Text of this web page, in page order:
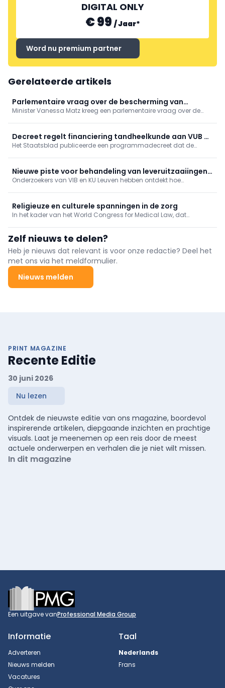
DIGITAL ONLY
€ 99 /Jaar*
Word nu premium partner
Gerelateerde artikels
Parlementaire vraag over de bescherming van
persoonsgegevens bij gebruik van apps in het kader
van reproductieve gezondheidszorg
Minister Vanessa Matz kreeg een parlementaire vraag over de
aandacht voor sensibilisering rond het gebruik van deze apps te
willen versterken.
Decreet regelt financiering tandheelkunde aan VUB en
geneeskunde aan UHasselt
Het Staatsblad publiceerde een programmadecreet dat de
Nieuwe piste voor behandeling van leveruitzaaiingen
ontdekt
Onderzoekers van VIB en KU Leuven hebben ontdekt hoe
Religieuze en culturele spanningen in de zorg
In het kader van het World Congress for Medical Law, dat
officieel boven de doopvont gehouden.
Zelf nieuws te delen?
Heb je nieuws dat relevant is voor onze redactie? Deel het
met ons via het meldformulier.
Nieuws melden
PRINT MAGAZINE
Recente Editie
30 juni 2026
Nu lezen
Ontdek de nieuwste editie van ons magazine, boordevol
inspirerende artikelen, diepgaande inzichten en prachtige
visuals. Laat je meenemen op een reis door de meest
actuele onderwerpen en verhalen die je niet wilt missen.
In dit magazine
Footer
Een uitgave vanProfessional Media Group
Informatie
Adverteren
Nieuws melden
Vacatures
Taal
Nederlands
Frans